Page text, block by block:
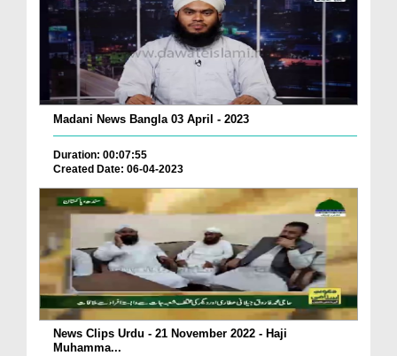
Madani News Bangla 03 April - 2023
Duration: 00:07:55
Created Date: 06-04-2023
News Clips Urdu - 21 November 2022 - Haji
Muhamma...